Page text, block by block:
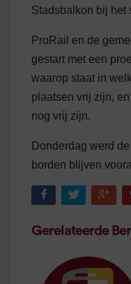
Stadsbalkon bij het
ProRail en de
gestart met een
waarop staat in
plaatsen vrij zijn,
nog vrij zijn.
Donderdag werd
borden blijven
Gerelateerde